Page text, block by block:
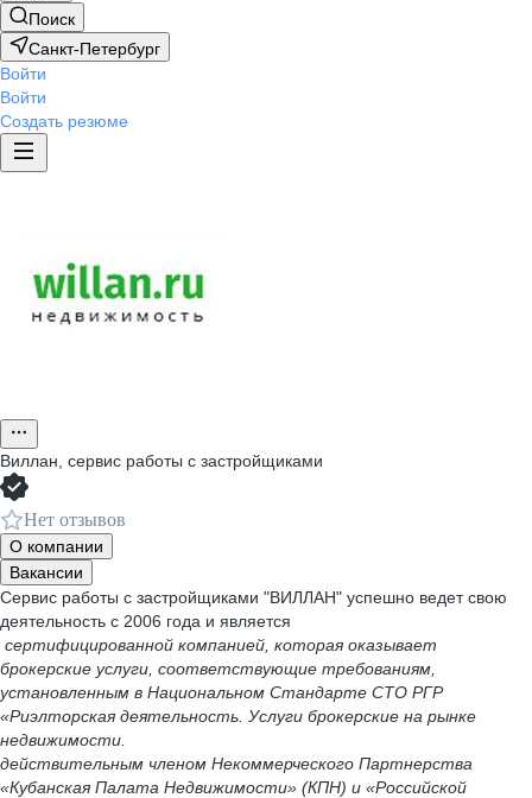
Поиск
Санкт-Петербург
Войти
Войти
Создать резюме
Виллан, сервис работы с застройщиками
Нет отзывов
О компании
Вакансии
Сервис работы с застройщиками "ВИЛЛАН" успешно ведет свою
деятельность с 2006 года и является
сертифицированной компанией, которая оказывает
брокерские услуги, соответствующие требованиям,
установленным в Национальном Стандарте СТО РГР
«Риэлторская деятельность. Услуги брокерские на рынке
недвижимости.
действительным членом Некоммерческого Партнерства
«Кубанская Палата Недвижимости» (КПН) и «Российской